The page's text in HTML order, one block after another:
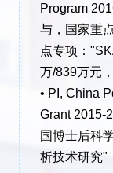
Program
与，国家重
点专项：
万/839万元
• PI, China
Grant 2015-
国博士后科
析技术研究"